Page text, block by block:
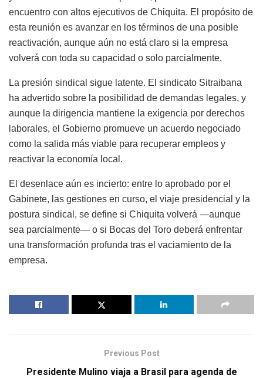
encuentro con altos ejecutivos de Chiquita. El propósito de
esta reunión es avanzar en los términos de una posible
reactivación, aunque aún no está claro si la empresa
volverá con toda su capacidad o solo parcialmente.
La presión sindical sigue latente. El sindicato Sitraibana
ha advertido sobre la posibilidad de demandas legales, y
aunque la dirigencia mantiene la exigencia por derechos
laborales, el Gobierno promueve un acuerdo negociado
como la salida más viable para recuperar empleos y
reactivar la economía local.
El desenlace aún es incierto: entre lo aprobado por el
Gabinete, las gestiones en curso, el viaje presidencial y la
postura sindical, se define si Chiquita volverá —aunque
sea parcialmente— o si Bocas del Toro deberá enfrentar
una transformación profunda tras el vaciamiento de la
empresa.
Previous Post
Presidente Mulino viaja a Brasil para agenda de